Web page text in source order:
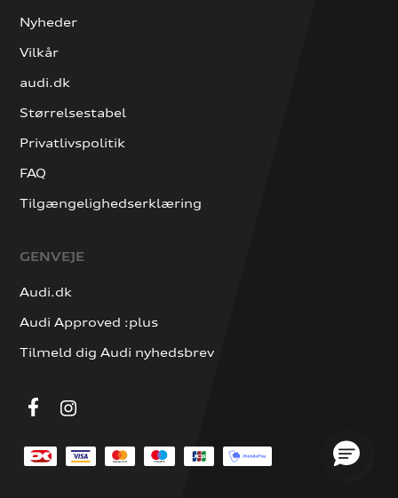
Nyheder
Vilkår
audi.dk
Størrelsestabel
Privatlivspolitik
FAQ
Tilgængelighedserklæring
GENVEJE
Audi.dk
Audi Approved :plus
Tilmeld dig Audi nyhedsbrev